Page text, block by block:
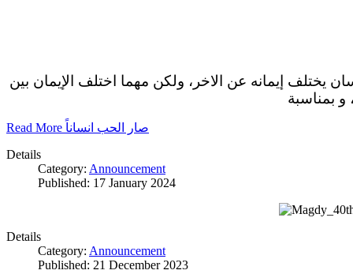
يختلف إيمانه عن الاخر، ولكن مهما اختلف الإيمان بين
و بمناسبة
Read More صار الحب انساناً
Details
Category: Announcement
Published: 17 January 2024
Details
Category: Announcement
Published: 21 December 2023